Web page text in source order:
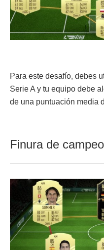
Para este desafío, debes
Serie A y tu equipo debe
de una puntuación media
Finura de